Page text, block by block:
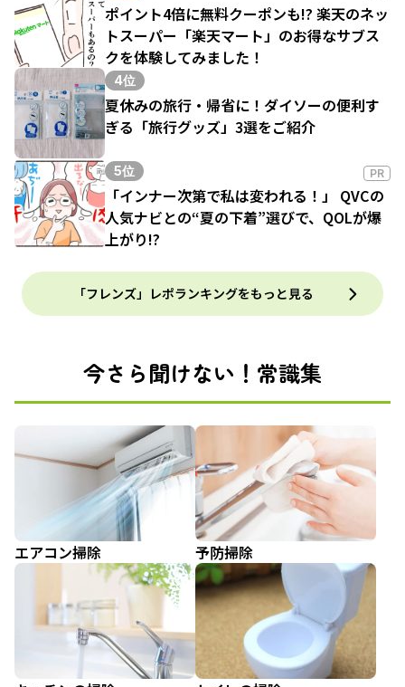
ポイント4倍に無料クーポンも!? 楽天のネッ
トスーパー「楽天マート」のお得なサブス
クを体験してみました！
4位
夏休みの旅行・帰省に！ダイソーの便利す
ぎる「旅行グッズ」3選をご紹介
5位 PR
「インナー次第で私は変われる！」 QVCの
人気ナビとの“夏の下着”選びで、QOLが爆
上がり!?
「フレンズ」レポランキングをもっと見る
今さら聞けない！常識集
エアコン掃除 予防掃除